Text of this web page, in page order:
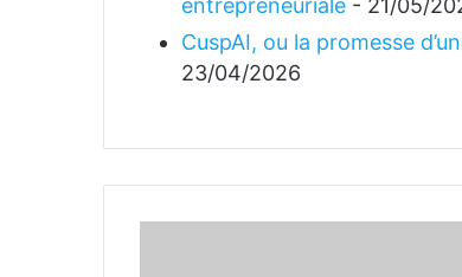
CuspAI, ou la promesse
23/04/2026